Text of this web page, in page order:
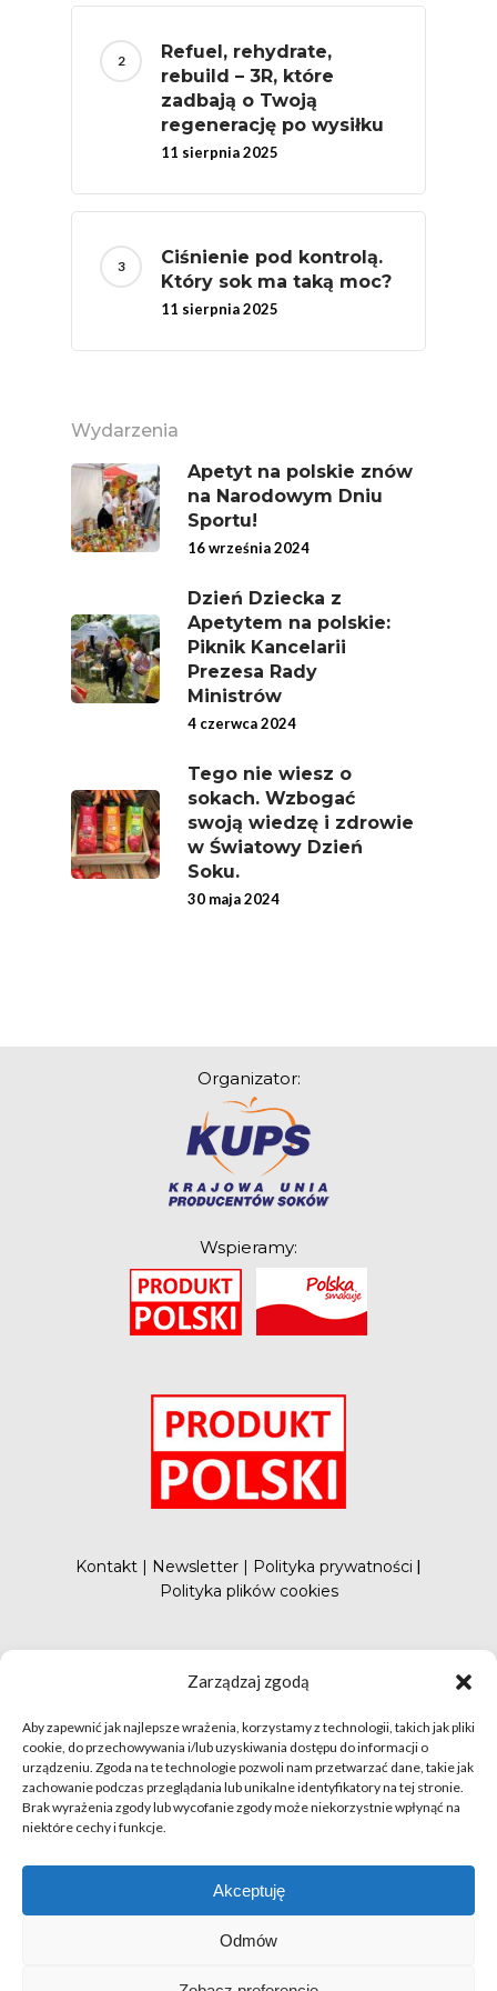
Zarządzaj zgodą
Aby zapewnić jak najlepsze wrażenia, korzystamy z technologii, takich jak pliki
cookie, do przechowywania i/lub uzyskiwania dostępu do informacji o
urządzeniu. Zgoda na te technologie pozwoli nam przetwarzać dane, takie jak
zachowanie podczas przeglądania lub unikalne identyfikatory na tej stronie.
Brak wyrażenia zgody lub wycofanie zgody może niekorzystnie wpłynąć na
niektóre cechy i funkcje.
Akceptuję
Odmów
Refuel, rehydrate,
rebuild – 3R, które
zadbają o Twoją
regenerację po wysiłku
11 sierpnia 2025
Ciśnienie pod kontrolą.
Który sok ma taką moc?
11 sierpnia 2025
Wydarzenia
Apetyt na polskie znów
na Narodowym Dniu
Sportu!
16 września 2024
Dzień Dziecka z
Apetytem na polskie:
Piknik Kancelarii
Prezesa Rady
Ministrów
4 czerwca 2024
Tego nie wiesz o
sokach. Wzbogać
swoją wiedzę i zdrowie
w Światowy Dzień
Soku.
30 maja 2024
Organizator:
Wspieramy:
Kontakt | Newsletter | Polityka prywatności |
Polityka plików cookies
zastrzeżone | realizacjaHillnet
O
Naturalnie, Że
MOC POLSKICH
# Wybieram
Jabłka
Lub Soku
Narodowe Badania
Rolnych – Ziemniaki
Nich Największa
Festiwal Młody
Ziemniak
Polskie Forum
Ekologicznej
Chrup Owoce, Jedz
Branża
Badania